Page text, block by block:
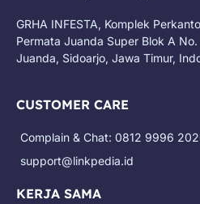
GRHA INFESTA, Komplek
Permata Juanda Super Blok A
Juanda, Sidoarjo, Jawa Timur,
CUSTOMER CARE
Complain & Chat: 0812 9996
support@linkpedia.id
KERJA SAMA